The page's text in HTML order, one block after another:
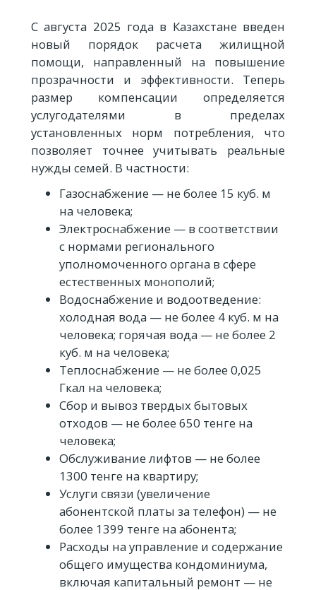
С августа 2025 года в Казахстане введен
новый порядок расчета жилищной
помощи, направленный на повышение
прозрачности и эффективности. Теперь
размер компенсации определяется
услугодателями в пределах
установленных норм потребления, что
позволяет точнее учитывать реальные
нужды семей. В частности:
Газоснабжение — не более 15 куб. м
на человека;
Электроснабжение — в соответствии
с нормами регионального
уполномоченного органа в сфере
естественных монополий;
Водоснабжение и водоотведение:
холодная вода — не более 4 куб. м на
человека; горячая вода — не более 2
куб. м на человека;
Теплоснабжение — не более 0,025
Гкал на человека;
Сбор и вывоз твердых бытовых
отходов — не более 650 тенге на
человека;
Обслуживание лифтов — не более
1300 тенге на квартиру;
Услуги связи (увеличение
абонентской платы за телефон) — не
более 1399 тенге на абонента;
Расходы на управление и содержание
общего имущества кондоминиума,
включая капитальный ремонт — не